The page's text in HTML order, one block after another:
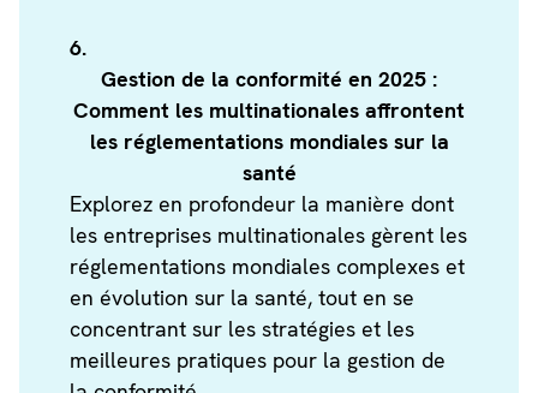
6.
Gestion de la conformité en 2025 :
Comment les multinationales affrontent
les réglementations mondiales sur la
santé
Explorez en profondeur la manière dont
les entreprises multinationales gèrent les
réglementations mondiales complexes et
en évolution sur la santé, tout en se
concentrant sur les stratégies et les
meilleures pratiques pour la gestion de